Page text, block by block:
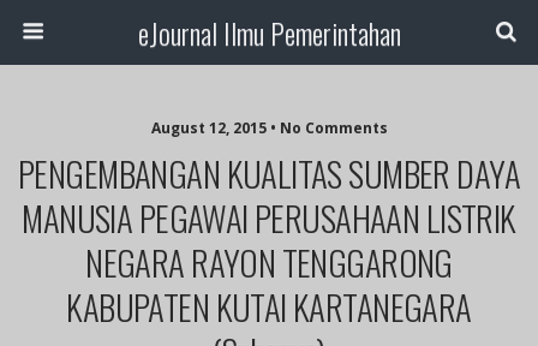
eJournal Ilmu Pemerintahan
August 12, 2015 • No Comments
PENGEMBANGAN KUALITAS SUMBER DAYA
MANUSIA PEGAWAI PERUSAHAAN LISTRIK
NEGARA RAYON TENGGARONG
KABUPATEN KUTAI KARTANEGARA